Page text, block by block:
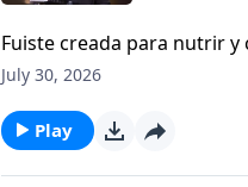
Fuiste creada para nutrir y
soltera, casada o estés en
diseño femenino de Dios
July 30, 2026
Play